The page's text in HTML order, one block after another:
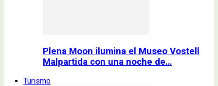
Plena Moon ilumina el Museo Vostell
Malpartida con una noche de…
Turismo